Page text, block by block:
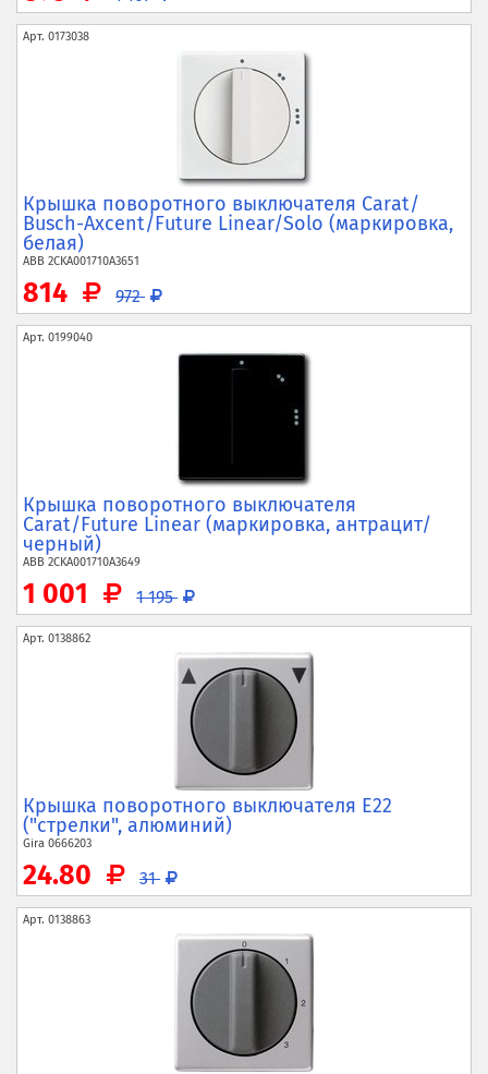
Арт. 0173038
Крышка поворотного выключателя Carat/
Busch-Axcent/Future Linear/Solo (маркировка,
белая)
ABB 2CKA001710A3651
814 972
Арт. 0199040
Крышка поворотного выключателя
Carat/Future Linear (маркировка, антрацит/
черный)
ABB 2CKA001710A3649
1 001 1 195
Арт. 0138862
Крышка поворотного выключателя E22
("стрелки", алюминий)
Gira 0666203
24.80 31
Арт. 0138863